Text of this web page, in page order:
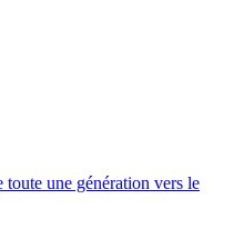
une génération vers le